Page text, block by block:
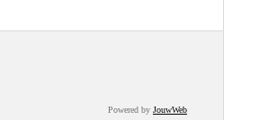
Powered by JouwWeb